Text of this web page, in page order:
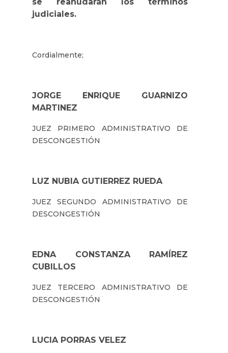
judiciales.
Cordialmente;
JORGE ENRIQUE GUARNIZO
MARTINEZ
JUEZ PRIMERO ADMINISTRATIVO DE
DESCONGESTIÓN
LUZ NUBIA GUTIERREZ RUEDA
JUEZ SEGUNDO ADMINISTRATIVO DE
DESCONGESTIÓN
EDNA CONSTANZA RAMÍREZ
CUBILLOS
JUEZ TERCERO ADMINISTRATIVO DE
DESCONGESTIÓN
LUCIA PORRAS VELEZ